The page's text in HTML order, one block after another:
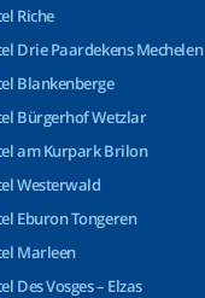
Riche
Drie Paardekens Mechelen
Blankenberge
Bürgerhof Wetzlar
am Kurpark Brilon
Westerwald
Eburon Tongeren
Marleen
Des Vosges – Elzas